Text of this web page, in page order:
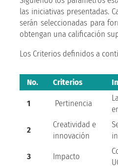
las iniciativas presentadas.
serán seleccionadas para
obtengan una calificación
Los Criterios definidos a
No. Criterios
1 Pertinencia
2
Creatividad e
innovación
3 Impacto